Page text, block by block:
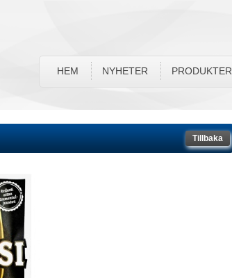
HEM NYHETER PRODUKTER
Tillbaka